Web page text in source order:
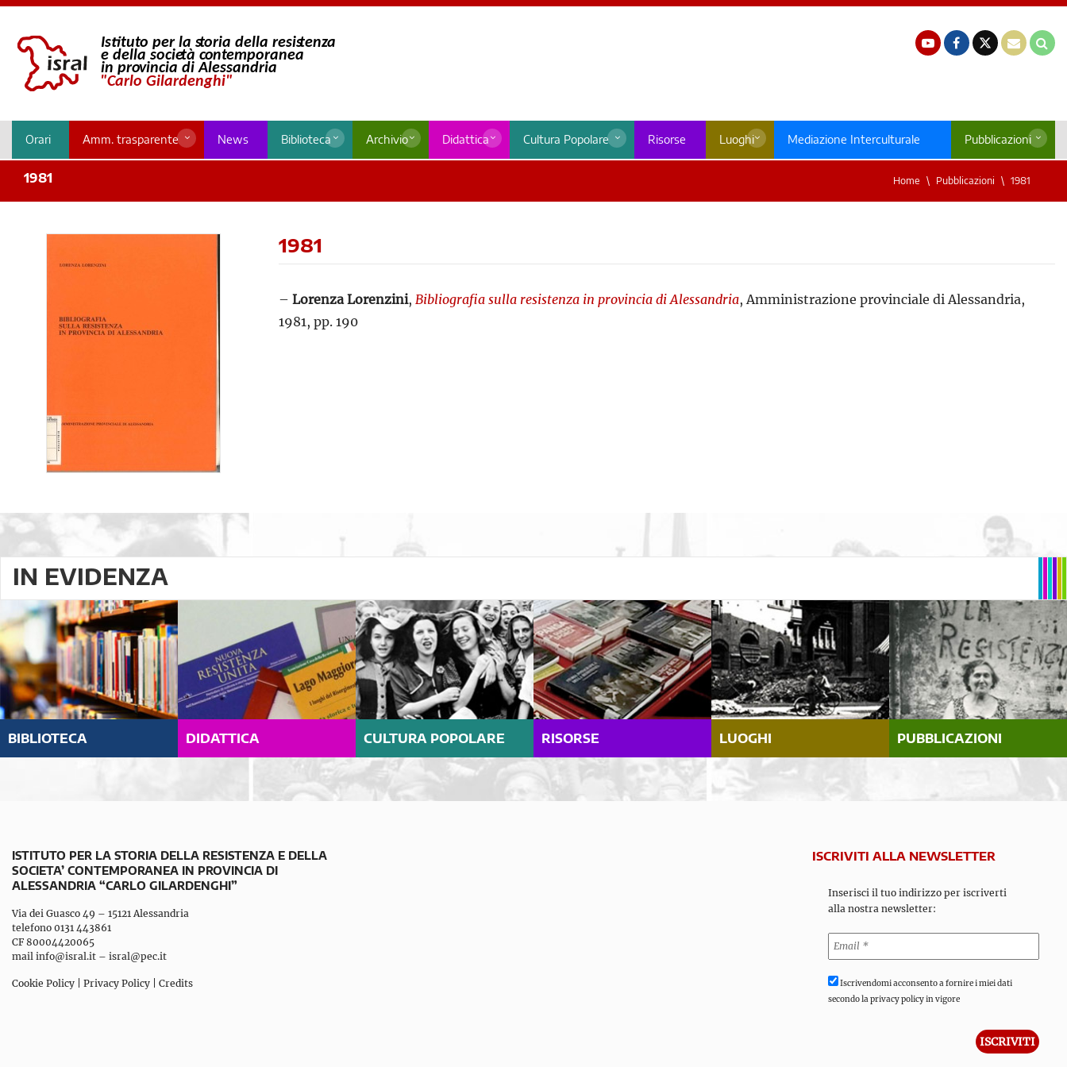
Orari Amm. trasparente News Biblioteca Archivio Didattica Cultura Popolare Risorse Luoghi Mediazione Interculturale Pubblicazioni
1981 Home Pubblicazioni 1981
1981
– Lorenza Lorenzini, Bibliografia sulla resistenza in provincia di Alessandria, Amministrazione provinciale di Alessandria,
1981, pp. 190
IN EVIDENZA
BIBLIOTECA DIDATTICA CULTURA POPOLARE RISORSE LUOGHI PUBBLICAZIONI
ISTITUTO PER LA STORIA DELLA RESISTENZA E DELLA
SOCIETA’ CONTEMPORANEA IN PROVINCIA DI
ALESSANDRIA “CARLO GILARDENGHI”
Via dei Guasco 49 – 15121 Alessandria
telefono 0131 443861
CF 80004420065
mail info@isral.it – isral@pec.it
Cookie Policy Privacy Policy Credits
ISCRIVITI ALLA NEWSLETTER
Inserisci il tuo indirizzo per iscriverti
alla nostra newsletter:
Iscrivendomi acconsento a fornire i miei dati
secondo la privacy policy in vigore